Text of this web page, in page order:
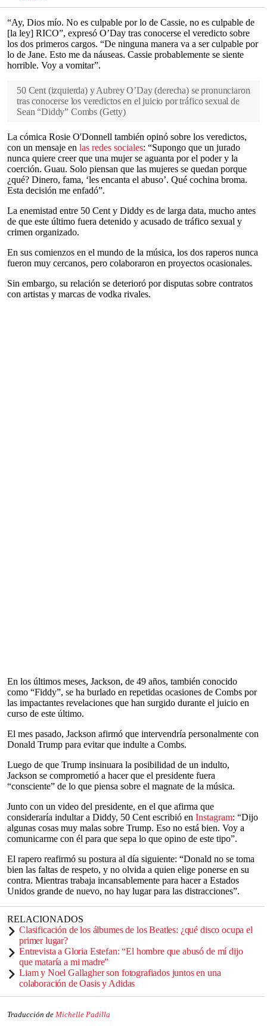
“Ay, Dios mío. No es culpable por lo de Cassie, no es culpable de
[la ley] RICO”, expresó O’Day tras conocerse el veredicto sobre
los dos primeros cargos. “De ninguna manera va a ser culpable por
lo de Jane. Esto me da náuseas. Cassie probablemente se siente
horrible. Voy a vomitar”.
50 Cent (izquierda) y Aubrey O’Day (derecha) se pronunciaron
tras conocerse los veredictos en el juicio por tráfico sexual de
Sean “Diddy” Combs (Getty)
La cómica Rosie O'Donnell también opinó sobre los veredictos,
con un mensaje en las redes sociales: “Supongo que un jurado
nunca quiere creer que una mujer se aguanta por el poder y la
coerción. Guau. Solo piensan que las mujeres se quedan porque
¿qué? Dinero, fama, ‘les encanta el abuso’. Qué cochina broma.
Esta decisión me enfadó”.
La enemistad entre 50 Cent y Diddy es de larga data, mucho antes
de que este último fuera detenido y acusado de tráfico sexual y
crimen organizado.
En sus comienzos en el mundo de la música, los dos raperos nunca
fueron muy cercanos, pero colaboraron en proyectos ocasionales.
Sin embargo, su relación se deterioró por disputas sobre contratos
con artistas y marcas de vodka rivales.
En los últimos meses, Jackson, de 49 años, también conocido
como “Fiddy”, se ha burlado en repetidas ocasiones de Combs por
las impactantes revelaciones que han surgido durante el juicio en
curso de este último.
El mes pasado, Jackson afirmó que intervendría personalmente con
Donald Trump para evitar que indulte a Combs.
Luego de que Trump insinuara la posibilidad de un indulto,
Jackson se comprometió a hacer que el presidente fuera
“consciente” de lo que piensa sobre el magnate de la música.
Junto con un video del presidente, en el que afirma que
consideraría indultar a Diddy, 50 Cent escribió en Instagram: “Dijo
algunas cosas muy malas sobre Trump. Eso no está bien. Voy a
comunicarme con él para que sepa lo que opino de este tipo”.
El rapero reafirmó su postura al día siguiente: “Donald no se toma
bien las faltas de respeto, y no olvida a quien elige ponerse en su
contra. Mientras trabaja incansablemente para hacer a Estados
Unidos grande de nuevo, no hay lugar para las distracciones”.
RELACIONADOS
Clasificación de los álbumes de los Beatles: ¿qué disco ocupa el
primer lugar?
Entrevista a Gloria Estefan: “El hombre que abusó de mí dijo
que mataría a mi madre”
Liam y Noel Gallagher son fotografiados juntos en una
colaboración de Oasis y Adidas
Traducción de Michelle Padilla